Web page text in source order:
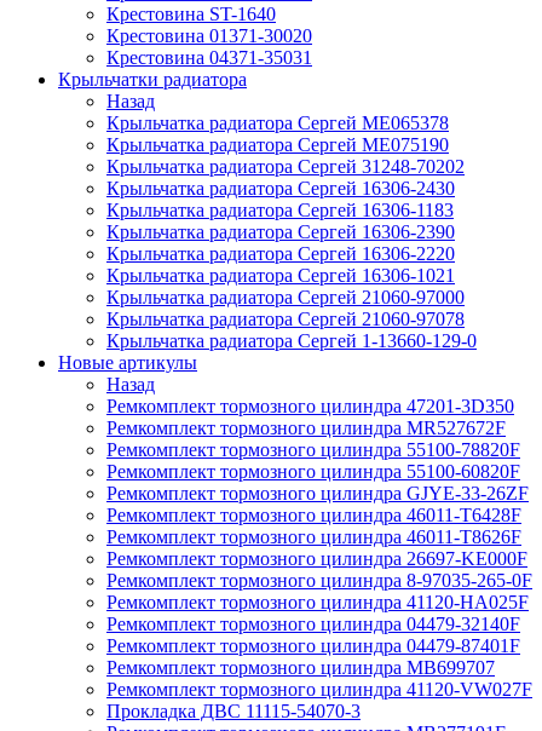
Крестовина ST-1640
Крестовина 01371-30020
Крестовина 04371-35031
Крыльчатки радиатора
Назад
Крыльчатка радиатора Сергей ME065378
Крыльчатка радиатора Сергей ME075190
Крыльчатка радиатора Сергей 31248-70202
Крыльчатка радиатора Сергей 16306-2430
Крыльчатка радиатора Сергей 16306-1183
Крыльчатка радиатора Сергей 16306-2390
Крыльчатка радиатора Сергей 16306-2220
Крыльчатка радиатора Сергей 16306-1021
Крыльчатка радиатора Сергей 21060-97000
Крыльчатка радиатора Сергей 21060-97078
Крыльчатка радиатора Сергей 1-13660-129-0
Новые артикулы
Назад
Ремкомплект тормозного цилиндра 47201-3D350
Ремкомплект тормозного цилиндра MR527672F
Ремкомплект тормозного цилиндра 55100-78820F
Ремкомплект тормозного цилиндра 55100-60820F
Ремкомплект тормозного цилиндра GJYE-33-26ZF
Ремкомплект тормозного цилиндра 46011-T6428F
Ремкомплект тормозного цилиндра 46011-T8626F
Ремкомплект тормозного цилиндра 26697-KE000F
Ремкомплект тормозного цилиндра 8-97035-265-0F
Ремкомплект тормозного цилиндра 41120-HA025F
Ремкомплект тормозного цилиндра 04479-32140F
Ремкомплект тормозного цилиндра 04479-87401F
Ремкомплект тормозного цилиндра MB699707
Ремкомплект тормозного цилиндра 41120-VW027F
Прокладка ДВС 11115-54070-3